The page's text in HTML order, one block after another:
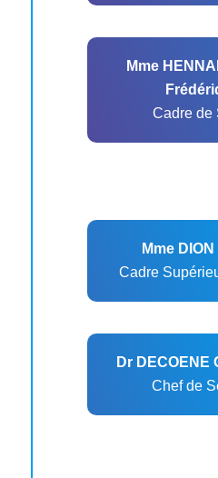
Mme
Cadre de
Mme
Cadre
Dr DECOENE
Chef de